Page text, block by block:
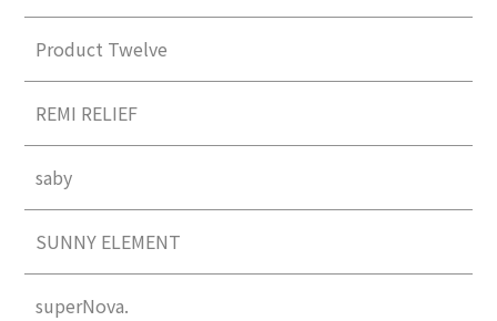
Product Twelve
REMI RELIEF
saby
SUNNY ELEMENT
superNova.